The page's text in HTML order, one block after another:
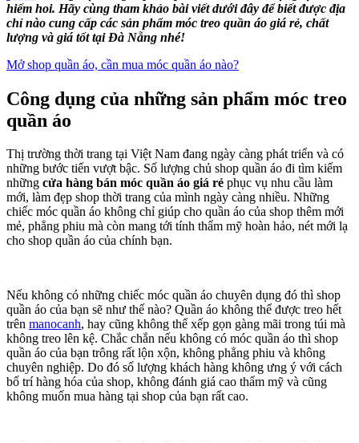
hàng
bán
móc
áo
rẻ
ở
đâu
tín?
hiếm hoi. Hãy cùng tham khảo bài viết dưới đây để biết được địa
chỉ nào cung cấp các sản phẩm móc treo quần áo giá rẻ, chất
lượng và giá tốt tại Đà Nẵng nhé!
Mở shop quần áo, cần mua móc quần áo nào?
Công dụng của những sản phẩm móc treo
quần áo
Thị trường thời trang tại Việt Nam đang ngày càng phát triển và có
những bước tiến vượt bậc. Số lượng chủ shop quần áo đi tìm kiếm
những cửa hàng bán móc quần áo giá rẻ phục vụ nhu cầu làm
mới, làm đẹp shop thời trang của mình ngày càng nhiều. Những
chiếc móc quần áo không chỉ giúp cho quần áo của shop thêm mới
mẻ, phẳng phiu mà còn mang tới tính thẩm mỹ hoàn hảo, nét mới lạ
cho shop quần áo của chính bạn.
Nếu không có những chiếc móc quần áo chuyên dụng đó thì shop
quần áo của bạn sẽ như thế nào? Quần áo không thể được treo hết
trên manocanh, hay cũng không thể xếp gọn gàng mãi trong túi mà
không treo lên kệ. Chắc chắn nếu không có móc quần áo thì shop
quần áo của bạn trông rất lộn xộn, không phẳng phiu và không
chuyên nghiệp. Do đó số lượng khách hàng không ưng ý với cách
bố trí hàng hóa của shop, không đánh giá cao thẩm mỹ và cũng
không muốn mua hàng tại shop của bạn rất cao.